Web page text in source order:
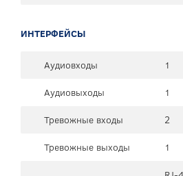
ИНТЕРФЕЙСЫ
Аудиовходы
1
Аудиовыходы
1
Тревожные входы
2
Тревожные выходы
1